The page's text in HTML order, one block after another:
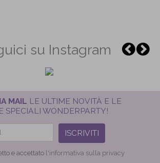
su Instagram
MAIL LE ULTIME NOVITÀ E LE
SPECIALI WONDERPARTY!
ISCRIVITI
e accettato l'informativa sulla privacy